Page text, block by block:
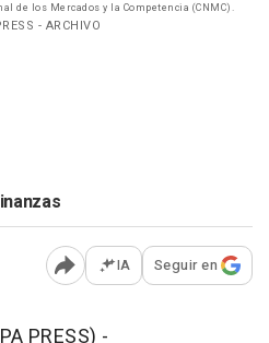
de los Mercados y la Competencia (CNMC).
- ARCHIVO
Abrir opciones para
IA Seguir en